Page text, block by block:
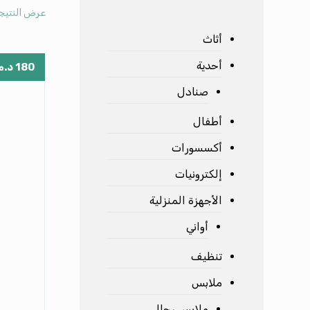
عرض
180
أثاث
أحدية
صنادل
أطفال
أكسسورات
إلكترونيات
الأجهزة المنزلية
أواني
تنظيف
ملابس